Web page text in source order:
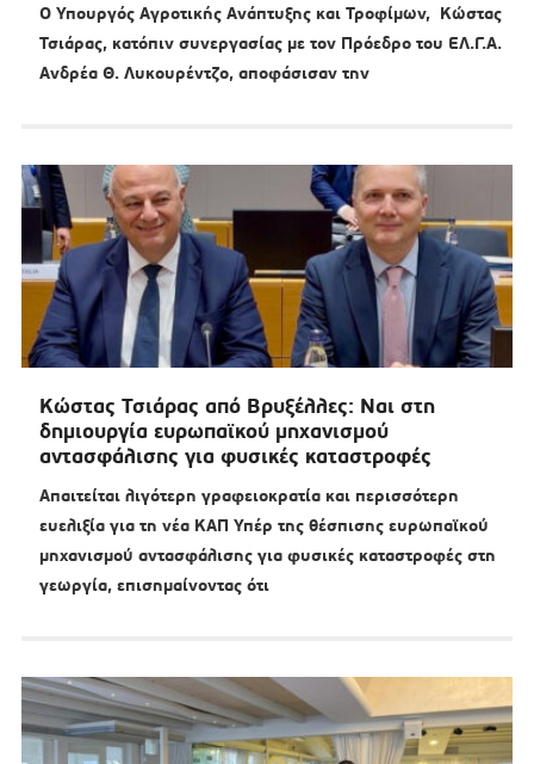
Ο Υπουργός Αγροτικής Ανάπτυξης και Τροφίμων, Κώστας
Τσιάρας, κατόπιν συνεργασίας με τον Πρόεδρο του ΕΛ.Γ.Α.
Ανδρέα Θ. Λυκουρέντζο, αποφάσισαν την
Κώστας Τσιάρας από Βρυξέλλες: Ναι στη
δημιουργία ευρωπαϊκού μηχανισμού
αντασφάλισης για φυσικές καταστροφές
Απαιτείται λιγότερη γραφειοκρατία και περισσότερη
ευελιξία για τη νέα ΚΑΠ Υπέρ της θέσπισης ευρωπαϊκού
μηχανισμού αντασφάλισης για φυσικές καταστροφές στη
γεωργία, επισημαίνοντας ότι